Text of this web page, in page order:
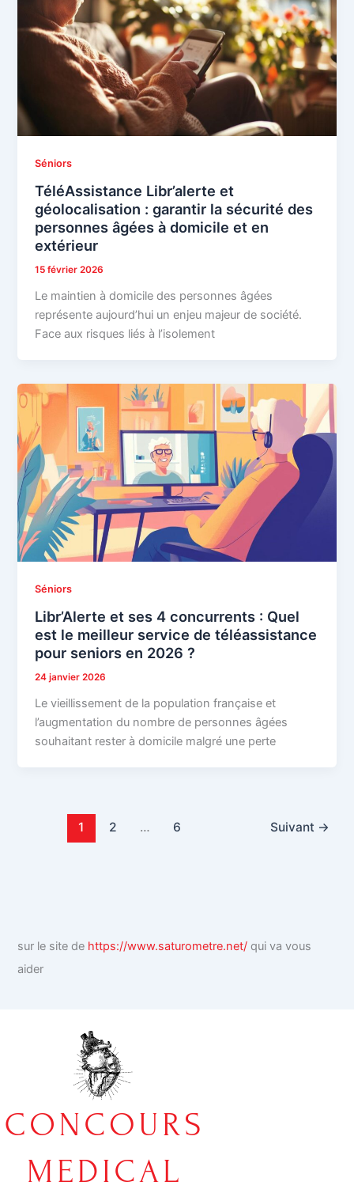
Séniors
TéléAssistance Libr’alerte et
géolocalisation : garantir la sécurité des
personnes âgées à domicile et en
extérieur
15 février 2026
Le maintien à domicile des personnes âgées
représente aujourd’hui un enjeu majeur de société.
Face aux risques liés à l’isolement
Séniors
Libr’Alerte et ses 4 concurrents : Quel
est le meilleur service de téléassistance
pour seniors en 2026 ?
24 janvier 2026
Le vieillissement de la population française et
l’augmentation du nombre de personnes âgées
souhaitant rester à domicile malgré une perte
1 2 … 6 Suivant →
sur le site de https://www.saturometre.net/ qui va vous
aider